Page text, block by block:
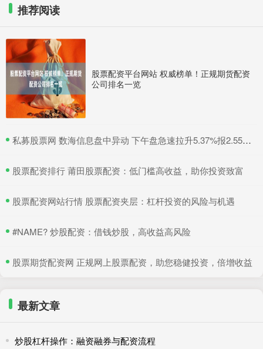
推荐阅读
股票配资平台网站 权威榜单！正规期货配资
公司排名一览
​私募股票网 数海信息盘中异动 下午盘急速拉升5.37%报2.55美元
​股票配资排行 莆田股票配资：低门槛高收益，助你投资致富
​股票配资网站行情 股票配资夹层：杠杆投资的风险与机遇
​#NAME? 炒股配资：借钱炒股，高收益高风险
​股票期货配资网 正规网上股票配资，助您稳健投资，倍增收益
最新文章
炒股杠杆操作：融资融券与配资流程